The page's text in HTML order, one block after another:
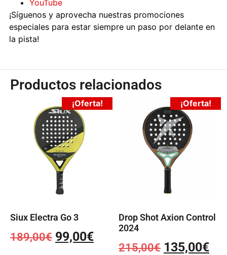
YouTube
¡Síguenos y aprovecha nuestras promociones
especiales para estar siempre un paso por delante en
la pista!
Productos relacionados
¡Oferta!
Siux Electra Go 3
189,00€ 99,00€
¡Oferta!
Drop Shot Axion Control
2024
215,00€ 135,00€